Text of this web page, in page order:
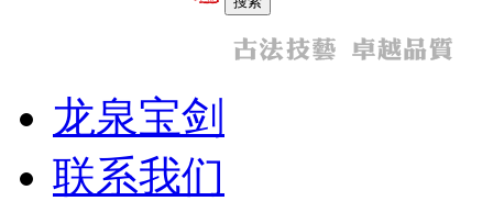
龙泉宝剑
联系我们